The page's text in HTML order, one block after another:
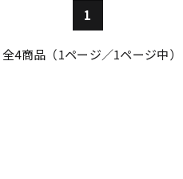
1
全4商品（1ページ／1ページ中）